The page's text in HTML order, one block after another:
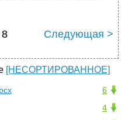
8 Следующая >
[НЕСОРТИРОВАННОЕ]
6
4